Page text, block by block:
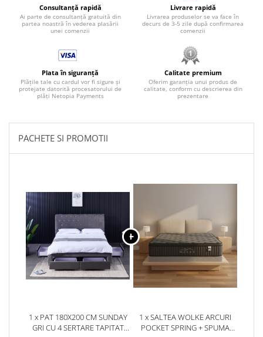
Consultanță rapidă
Ai parte de consultanță gratuită din
partea noastră în vederea plasării
unei comenzii
Livrare rapidă
Livrarea produselor se va face în
decurs de 3-5 zile după confirmarea
comenzii
Plata în siguranță
Plățile tale cu cardul vor fi sigure și
protejate datorită procesatorului de
plăți Netopia Payments
Calitate premium
Oferim garanția unui produs de
calitate, conform cu descrierea din
prezentare
PACHETE SI PROMOTII
1 x PAT 180X200 CM SUNDAY
GRI CU 4 SERTARE TAPITAT
1 x SALTEA WOLKE ARCURI
POCKET SPRING + SPUMA